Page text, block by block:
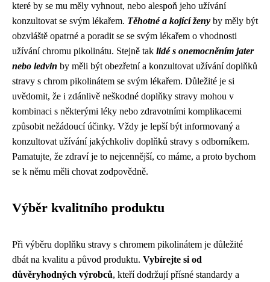
které by se mu měly vyhnout, nebo alespoň jeho užívání
konzultovat se svým lékařem. Těhotné a kojící ženy by měly být
obzvláště opatrné a poradit se se svým lékařem o vhodnosti
užívání chromu pikolinátu. Stejně tak lidé s onemocněním jater
nebo ledvin by měli být obezřetní a konzultovat užívání doplňků
stravy s chrom pikolinátem se svým lékařem. Důležité je si
uvědomit, že i zdánlivě neškodné doplňky stravy mohou v
kombinaci s některými léky nebo zdravotními komplikacemi
způsobit nežádoucí účinky. Vždy je lepší být informovaný a
konzultovat užívání jakýchkoliv doplňků stravy s odborníkem.
Pamatujte, že zdraví je to nejcennější, co máme, a proto bychom
se k němu měli chovat zodpovědně.
Výběr kvalitního produktu
Při výběru doplňku stravy s chromem pikolinátem je důležité
dbát na kvalitu a původ produktu. Vybírejte si od
důvěryhodných výrobců, kteří dodržují přísné standardy a